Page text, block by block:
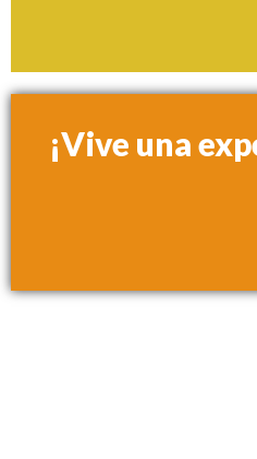
¡Vive una